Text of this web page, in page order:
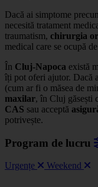
Dacă ai simptome
necesită tratament
traumatism, chirurgia
medical care se ocupă
În Cluj-Napoca există
îți pot oferi ajutor. Dacă
(cum ar fi o măsea de
maxilar, în Cluj găsești
CAS sau acceptă
potrivește.
Program de lucru
Urgențe Weekend